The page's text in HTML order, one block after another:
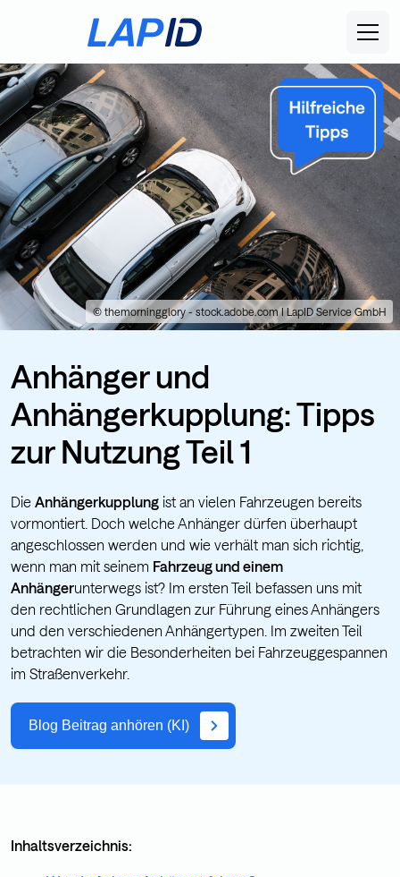
Anhänger und
Anhängerkupplung: Tipps
zur Nutzung Teil 1
Die Anhängerkupplung ist an vielen Fahrzeugen bereits
vormontiert. Doch welche Anhänger dürfen überhaupt
angeschlossen werden und wie verhält man sich richtig,
wenn man mit seinem Fahrzeug und einem
Anhängerunterwegs ist? Im ersten Teil befassen uns mit
den rechtlichen Grundlagen zur Führung eines Anhängers
und den verschiedenen Anhängertypen. Im zweiten Teil
betrachten wir die Besonderheiten bei Fahrzeuggespannen
im Straßenverkehr.
Blog Beitrag anhören (KI)
© themorningglory - stock.adobe.com I LapID Service GmbH
Inhaltsverzeichnis: